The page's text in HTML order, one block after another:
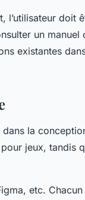
l’utilisateur doit
un manuel
existantes
la
jeux, tandis
etc.